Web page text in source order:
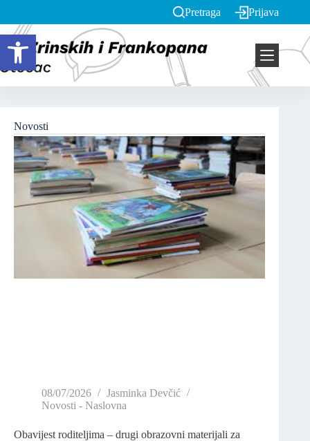
Open toolbar
Pretraga Prijava
Novosti
08/07/2026
Jasminka Devčić
Novosti - Naslovna
Obavijest roditeljima – drugi obrazovni materijali za